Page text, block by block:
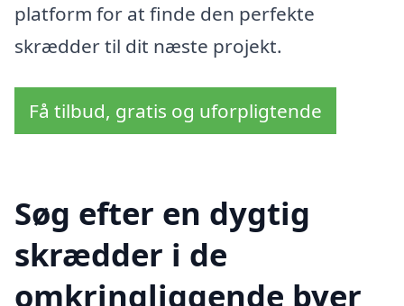
platform for at finde den perfekte
skrædder til dit næste projekt.
Få tilbud, gratis og uforpligtende
Søg efter en dygtig
skrædder i de
omkringliggende byer